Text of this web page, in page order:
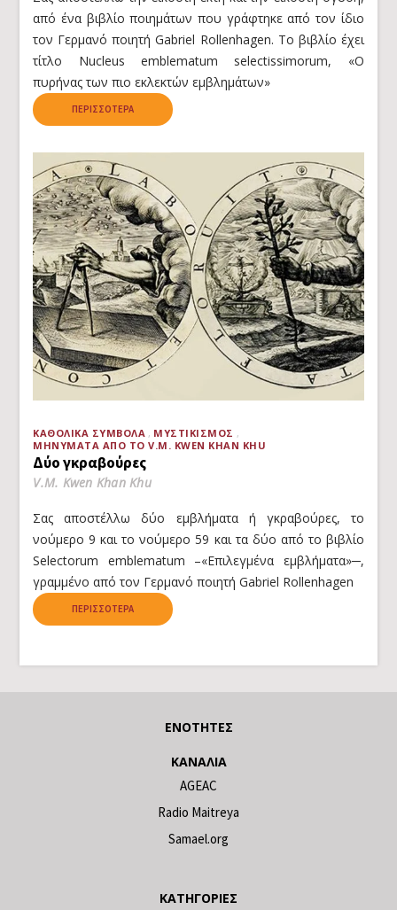
από ένα βιβλίο ποιημάτων που γράφτηκε από τον ίδιο
τον Γερμανό ποιητή Gabriel Rollenhagen. Το βιβλίο έχει
τίτλο Nucleus emblematum selectissimorum, «Ο
πυρήνας των πιο εκλεκτών εμβλημάτων»
ΠΕΡΙΣΣΌΤΕΡΑ
ΚΑΘΟΛΙΚΆ ΣΎΜΒΟΛΑ
ΜΥΣΤΙΚΙΣΜΌΣ
ΜΗΝΎΜΑΤΑ ΑΠΌ ΤΟ V.M. KWEN KHAN KHU
Δύο γκραβούρες
V.M. Kwen Khan Khu
Σας αποστέλλω δύο εμβλήματα ή γκραβούρες, το
νούμερο 9 και το νούμερο 59 και τα δύο από το βιβλίο
Selectorum emblematum –«Επιλεγμένα εμβλήματα»─,
γραμμένο από τον Γερμανό ποιητή Gabriel Rollenhagen
ΠΕΡΙΣΣΌΤΕΡΑ
ΕΝΌΤΗΤΕΣ
ΚΑΝΆΛΙΑ
AGEAC
Radio Maitreya
Samael.org
ΚΑΤΗΓΟΡΊΕΣ